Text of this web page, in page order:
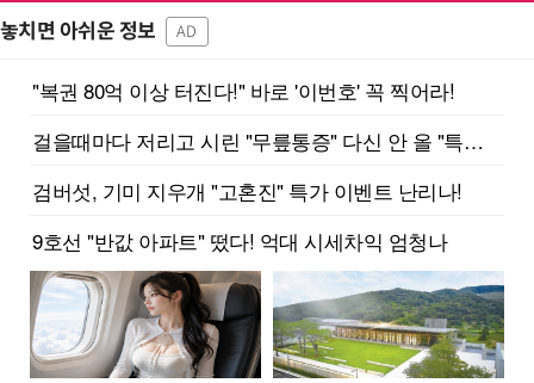
놓치면 아쉬운 정보 AD